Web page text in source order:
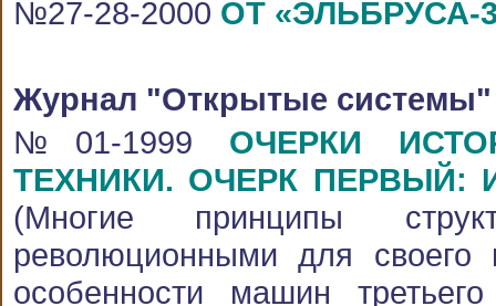
№27-28-2000 ОТ «ЭЛЬБРУСА-
Журнал "Открытые системы"
№01-1999 ОЧЕРКИ
ТЕХНИКИ. ОЧЕРК
(Многие принципы
революционными для своего
особенности машин